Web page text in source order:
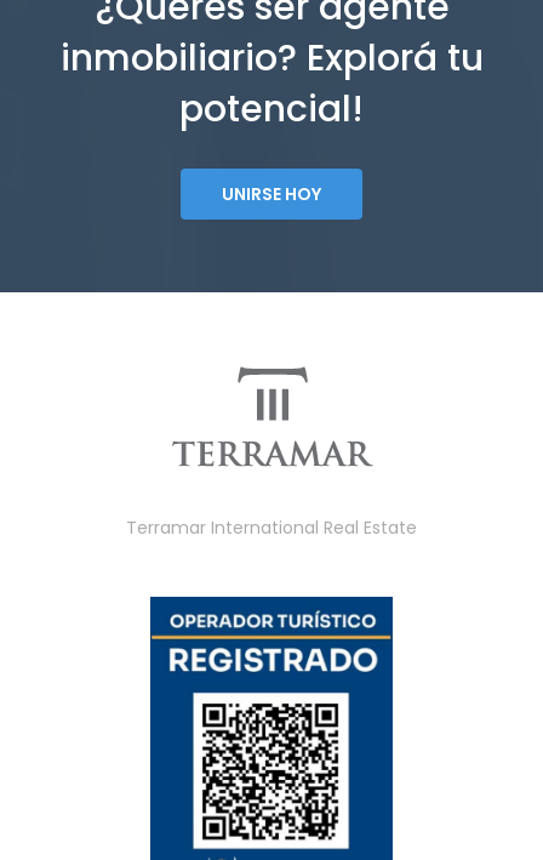
inmobiliario? Explorá tu
potencial!
UNIRSE HOY
Terramar International Real Estate